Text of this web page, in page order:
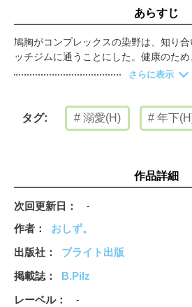
あらすじ
鳩胸がコンプレックスの染野は、知り
ッチジムに通うことにした。健康のため
さん食べても大丈夫なように、そして
とになるのだが――染野の胸を見て、触
急変!! 実は彼は胸フェチのゲイで、理
さらに表示
タグ: 溺愛(H) 年下
作品詳細
次回更新日 -
作者
おしず。
出版社
ブライト出版
掲載誌
B.Pilz
レーベル
-